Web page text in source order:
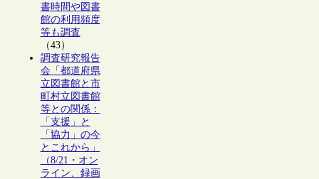
書時間や図書
館の利用頻度
等も調査
（43）
調査研究報告
会「都道府県
立図書館と市
町村立図書館
等との関係：
「支援」と
「協力」の今
とこれから」
（8/21・オン
ライン、録画